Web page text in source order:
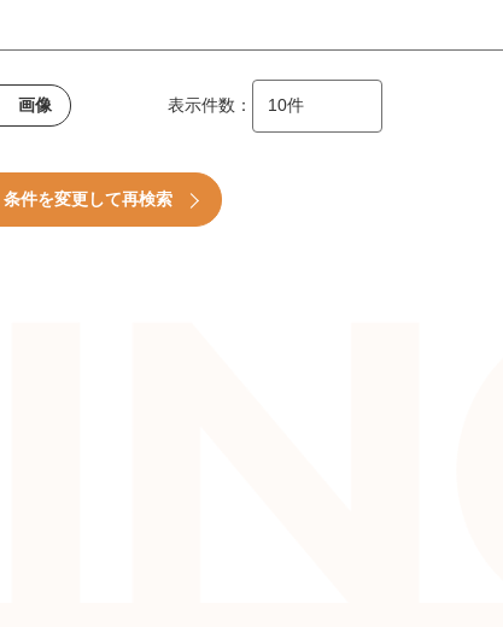
画像 表示件数：
条件を変更して再検索